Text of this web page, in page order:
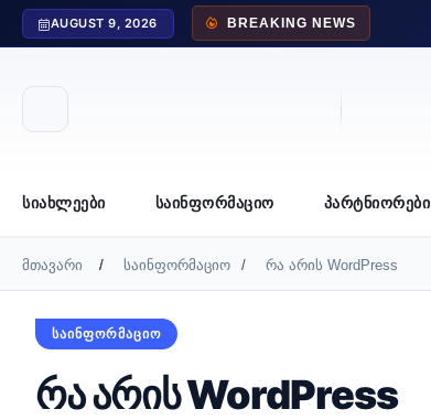
AUGUST 9, 2026 BREAKING NEWS
ᲡᲘᲐᲮᲚᲔᲔᲑᲘ ᲡᲐᲘᲜᲤᲝᲠᲛᲐᲪᲘᲝ ᲞᲐᲠᲢᲜᲘᲝᲠᲔᲑᲘ
მთავარი საინფორმაციო რა არის WordPress
ᲡᲐᲘᲜᲤᲝᲠᲛᲐᲪᲘᲝ
რა არის WordPress